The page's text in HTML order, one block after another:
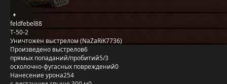
feldfebel88
Т-50-2
Уничтожен выстрелом (NaZaRiK7736)
Произведено выстрелов6
прямых попаданий/пробитий5/3
осколочно-фугасных повреждений0
Нанесение урона254